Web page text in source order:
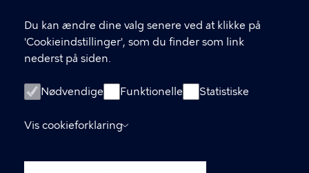
Du kan ændre dine valg senere ved at klikke på
'Cookieindstillinger', som du finder som link
nederst på siden.
Nødvendige Funktionelle Statistiske
Vis cookieforklaring
(hjemmeside)
BUF Kompetenceudvikling (Plan2Learn)
ÅbenDagtilbud.kk.dk
ÅbenSkole.kk.dk
groen.kk.dk